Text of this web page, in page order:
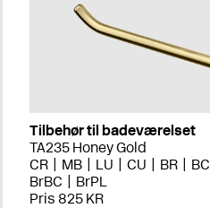
Tilbehør til badeværelset
TA235 Honey Gold
CR
MB LU CU BR BC
BrBC
BrPL
Pris 825 KR